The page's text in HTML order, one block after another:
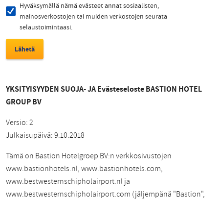
Hyväksymällä nämä evästeet annat sosiaalisten,
mainosverkostojen tai muiden verkostojen seurata
selaustoimintaasi.
YKSITYISYYDEN SUOJA- JA Evästeseloste BASTION HOTEL
GROUP BV
Versio: 2
Julkaisupäivä: 9.10.2018
Tämä on Bastion Hotelgroep BV:n verkkosivustojen
www.bastionhotels.nl, www.bastionhotels.com,
www.bestwesternschipholairport.nl ja
www.bestwesternschipholairport.com (jäljempänä "Bastion",